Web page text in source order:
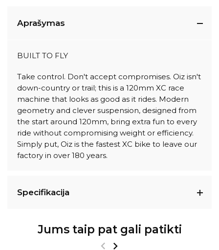
Aprašymas
BUILT TO FLY
Take control. Don't accept compromises. Oiz isn't
down-country or trail; this is a 120mm XC race
machine that looks as good as it rides. Modern
geometry and clever suspension, designed from
the start around 120mm, bring extra fun to every
ride without compromising weight or efficiency.
Simply put, Oiz is the fastest XC bike to leave our
factory in over 180 years.
Specifikacija
Jums taip pat gali patikti